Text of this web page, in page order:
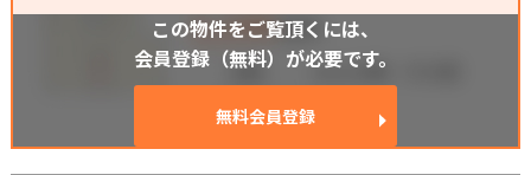
この物件をご覧頂くには、
会員登録（無料）が必要です。
無料会員登録